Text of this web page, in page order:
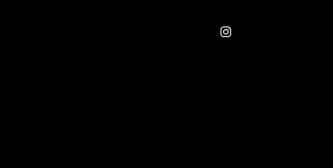
Instagram